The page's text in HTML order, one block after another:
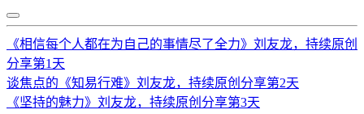
《相信每个人都在为自己的事情尽了全力》刘友龙，持续原创
分享第1天
谈焦点的《知易行难》刘友龙，持续原创分享第2天
《坚持的魅力》刘友龙，持续原创分享第3天